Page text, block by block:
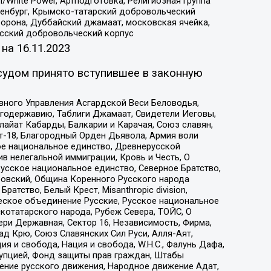
Крымско-татарский добровольческий
Дуббайский джамаат, московская ячейка,
добровольческий корпус
16.11.2023
принято вступившее в законную
Управления Асгардской Веси Беловодья,
Таблиги Джамаат, Свидетели Иеговы,
Кабарды, Балкарии и Карачая, Союз славян,
18, Благородный Орден Дьявола, Армия воли
национальное единство, Древнерусской
нелегальной иммиграции, Кровь и Честь, О
национальное единство, Северное Братство,
Община Коренного Русского народа
Белый Крест, Misanthropic division,
объединение Русские, Русское национальное
народа, Рубеж Севера, ТОЙС, О
Державная, Сектор 16, Независимость, Фирма,
Крю, Союз Славянских Сил Руси, Алля-Аят,
и свобода, Нация и свобода, W.H.С., Фалунь Дафа,
Фонд защиты прав граждан, Штабы
русского движения, Народное движение Адат,